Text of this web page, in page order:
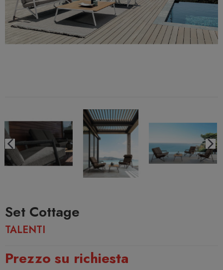
Set Cottage
TALENTI
Prezzo su richiesta